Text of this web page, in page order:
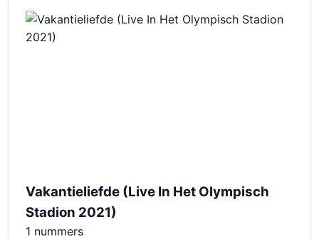
Vakantieliefde (Live In Het Olympisch
Stadion 2021)
1 nummers